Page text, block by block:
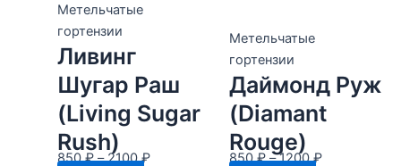
странице
странице
товара.
Метельчатые
гортензии
Ливинг
Шугар Раш
(Living Sugar
Rush)
850₽ – 2100₽Диапазон
Метельчатые
гортензии
Даймонд Руж
(Diamant
Rouge)
850₽ – 1200₽Диапазон